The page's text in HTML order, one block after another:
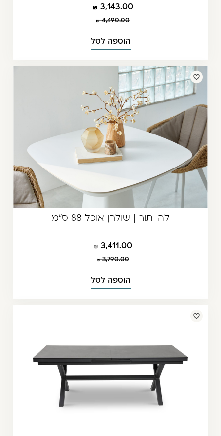
3,143.00
4,490.00
הוספה לסל
לה-תור | שולחן אוכל 88 ס"מ
3,411.00
3,790.00
הוספה לסל